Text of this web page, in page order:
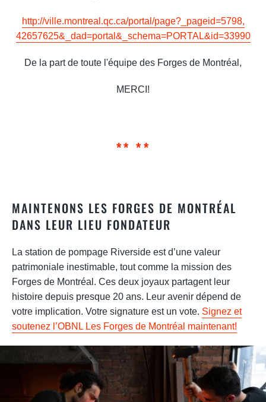
http://ville.montreal.qc.ca/portal/page?_pageid=5798,
42657625&_dad=portal&_schema=PORTAL&id=33990
De la part de toute l'équipe des Forges de Montréal,
MERCI!
** **
MAINTENONS LES FORGES DE MONTRÉAL
DANS LEUR LIEU FONDATEUR
La station de pompage Riverside est d’une valeur
patrimoniale inestimable, tout comme la mission des
Forges de Montréal. Ces deux joyaux partagent leur
histoire depuis presque 20 ans. Leur avenir dépend de
votre implication. Votre signature est un vote. Signez et
soutenez l’OBNL Les Forges de Montréal maintenant!